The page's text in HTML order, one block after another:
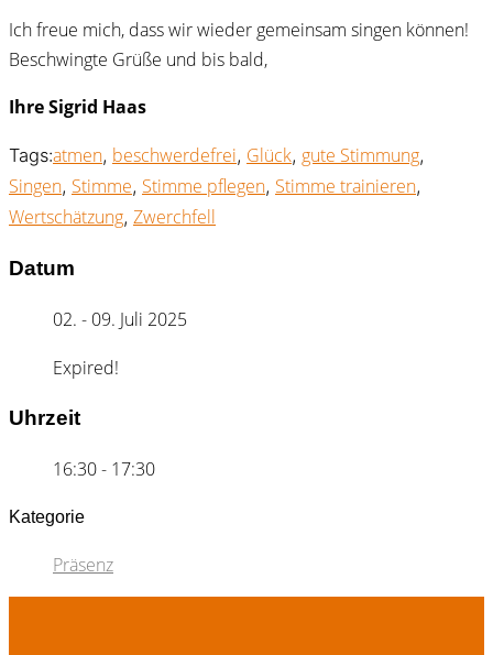
Ich freue mich, dass wir wieder gemeinsam singen können!
Beschwingte Grüße und bis bald,
Ihre Sigrid Haas
Tags:atmen, beschwerdefrei, Glück, gute Stimmung,
Singen, Stimme, Stimme pflegen, Stimme trainieren,
Wertschätzung, Zwerchfell
Datum
02. - 09. Juli 2025
Expired!
Uhrzeit
16:30 - 17:30
Kategorie
Präsenz